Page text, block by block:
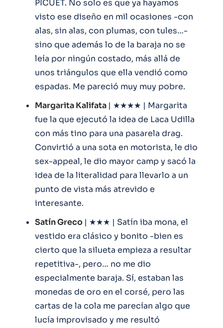
PICUET. No solo es que ya hayamos
visto ese diseño en mil ocasiones -con
alas, sin alas, con plumas, con tules…-
sino que además lo de la baraja no se
leía por ningún costado, más allá de
unos triángulos que ella vendió como
espadas. Me pareció muy muy pobre.
Margarita Kalifata | ★★★★ | Margarita
fue la que ejecutó la idea de Laca Udilla
con más tino para una pasarela drag.
Convirtió a una sota en motorista, le dio
sex-appeal, le dio mayor camp y sacó la
idea de la literalidad para llevarlo a un
punto de vista más atrevido e
interesante.
Satín Greco | ★★★ | Satín iba mona, el
vestido era clásico y bonito -bien es
cierto que la silueta empieza a resultar
repetitiva-, pero… no me dio
especialmente baraja. Sí, estaban las
monedas de oro en el corsé, pero las
cartas de la cola me parecían algo que
lucía improvisado y me resultó